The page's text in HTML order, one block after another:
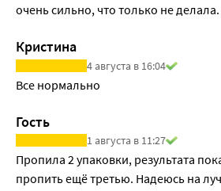
очень сильно, что только не делала.
Кристина
4 августа в 16:04
Все нормально
Гость
1 августа в 11:27
Пропила 2 упаковки, результата
пропить ещё третью. Надеюсь на